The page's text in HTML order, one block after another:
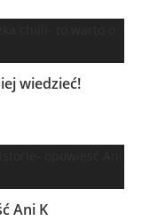
wiedzieć!
Ani K